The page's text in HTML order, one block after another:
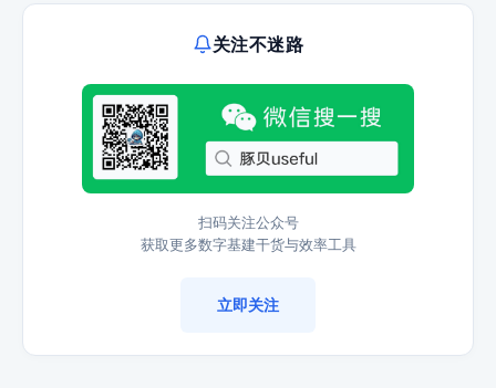
关注不迷路
扫码关注公众号
获取更多数字基建干货与效率工具
立即关注